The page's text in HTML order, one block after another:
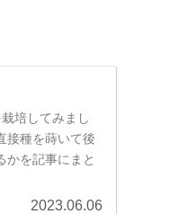
培してみまし
接種を蒔いて後
かを記事にまと
2023.06.06